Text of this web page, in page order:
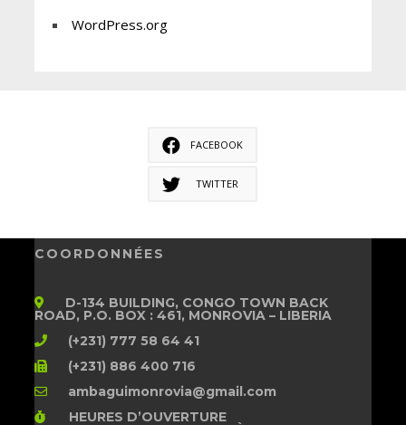
WordPress.org
FACEBOOK
TWITTER
COORDONNÉES
D-134 BUILDING, CONGO TOWN BACK
ROAD, P.O. BOX : 461, MONROVIA – LIBERIA
(+231) 777 58 64 41
(+231) 886 400 716
ambaguimonrovia@gmail.com
HEURES D’OUVERTURE